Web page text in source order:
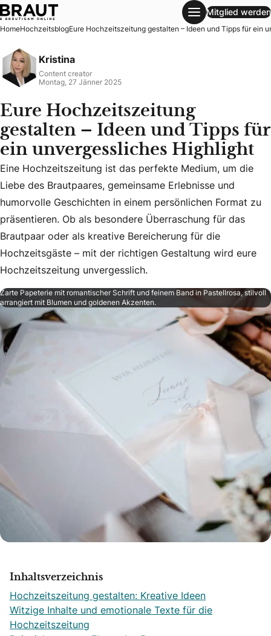
Eure Hochzeitszeitung gestalten – Ideen und Tipps für ein
Mitglied werden
HomeHochzeitsblogEure Hochzeitszeitung gestalten – Ideen und Tipps für ein
Kristina
Content creator
Montag, 27 Jänner 2025
Eure Hochzeitszeitung
gestalten – Ideen und Tipps für
ein unvergessliches Highlight
Eine Hochzeitszeitung ist das perfekte Medium, um die
Eine Hochzeitszeitung ist das perfekte Medium, um die
Liebe des Brautpaares, gemeinsame Erlebnisse und
humorvolle Geschichten in einem persönlichen Format zu
präsentieren. Ob als besondere Überraschung für das
Brautpaar oder als kreative Bereicherung für die
Hochzeitsgäste – mit der richtigen Gestaltung wird eure
Hochzeitszeitung unvergesslich.
Zarte Papeterie mit romantischer Schrift und feinem Band in Pastellrosa, stilvoll
arrangiert mit Blumen und goldenen Akzenten.
Inhaltsverzeichnis
Hochzeitszeitung gestalten: Kreative Ideen
Witzige Inhalte und emotionale Texte für die
Hochzeitszeitung